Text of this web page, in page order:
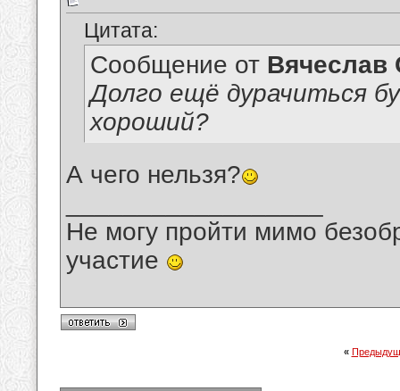
Цитата:
Сообщение от Вячеслав
Долго ещё дурачиться
хороший?
А чего нельзя?
Не могу пройти мимо
участие
«